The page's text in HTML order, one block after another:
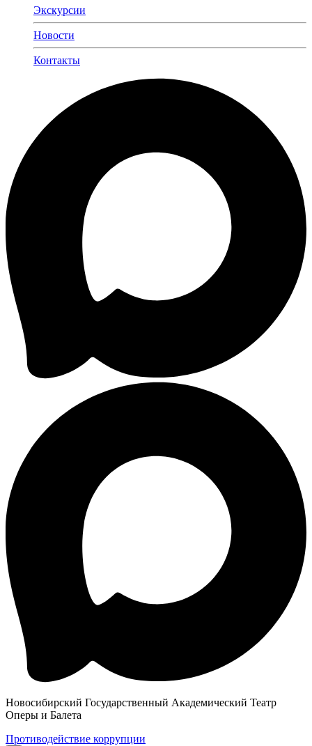
Экскурсии
Новости
Контакты
Новосибирский Государственный Академический Театр
Оперы и Балета
Противодействие коррупции